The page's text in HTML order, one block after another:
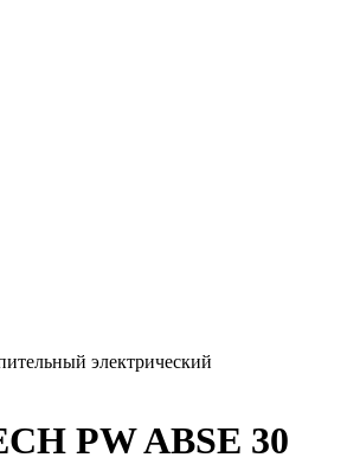
электрический
PW ABSE 30